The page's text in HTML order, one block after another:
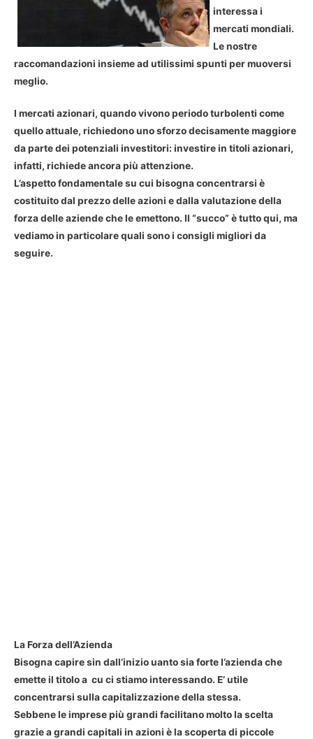
interessa i
mercati mondiali.
Le nostre
raccomandazioni insieme ad utilissimi spunti per muoversi
meglio.
I mercati azionari, quando vivono periodo turbolenti come
quello attuale, richiedono uno sforzo decisamente maggiore
da parte dei potenziali investitori: investire in titoli azionari,
infatti, richiede ancora più attenzione.
L’aspetto fondamentale su cui bisogna concentrarsi è
costituito dal prezzo delle azioni e dalla valutazione della
forza delle aziende che le emettono. Il “succo” è tutto qui, ma
vediamo in particolare quali sono i consigli migliori da
seguire.
La Forza dell’Azienda
Bisogna capire sin dall’inizio uanto sia forte l’azienda che
emette il titolo a cu ci stiamo interessando. E’ utile
concentrarsi sulla capitalizzazione della stessa.
Sebbene le imprese più grandi facilitano molto la scelta
grazie a grandi capitali in azioni è la scoperta di piccole